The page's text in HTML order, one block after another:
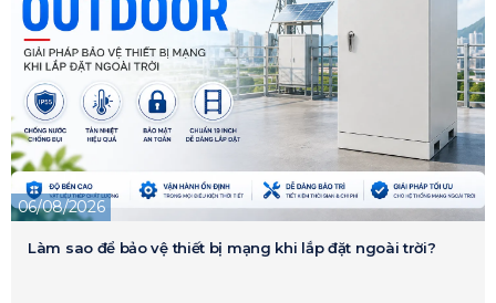
06/08/2026
Làm sao để bảo vệ thiết bị mạng khi lắp đặt ngoài trời?